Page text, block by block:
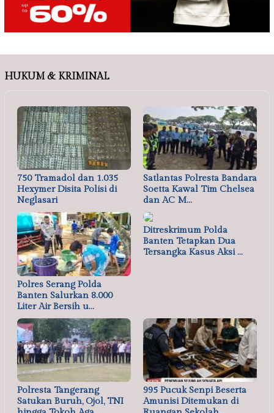
HUKUM & KRIMINAL
750 Tramadol dan 1.035
Hexymer Disita Polisi di
Neglasari
Satlantas Polresta Bandara
Soetta Kawal Tim Chelsea
dan AC M…
Polres Serang Polda
Banten Salurkan 8.000
Liter Air Bersih u…
Ditreskrimum Polda
Banten Tetapkan Dua
Tersangka Kasus Aksi …
Polresta Tangerang
Satukan Buruh, Ojol, TNI
995 Pucuk Senpi Beserta
Amunisi Ditemukan di